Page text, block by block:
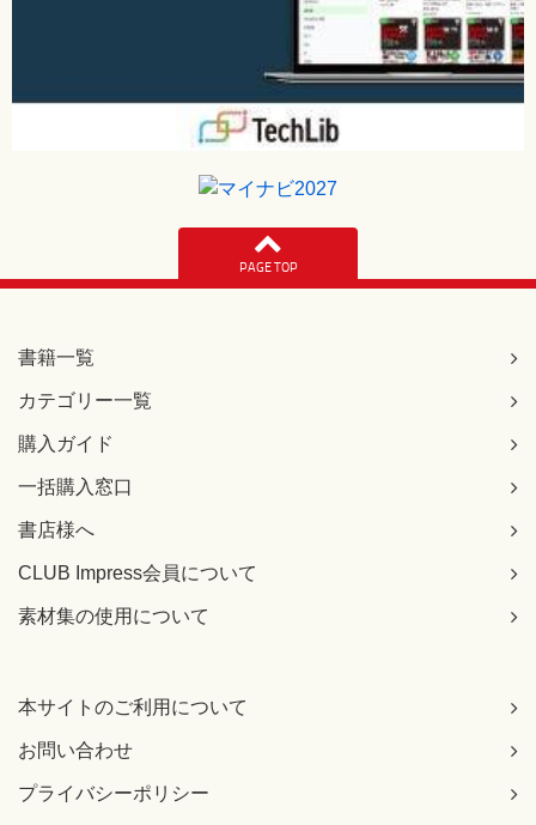
PAGE TOP
書籍一覧
カテゴリー一覧
購入ガイド
一括購入窓口
書店様へ
CLUB Impress会員について
素材集の使用について
本サイトのご利用について
お問い合わせ
プライバシーポリシー